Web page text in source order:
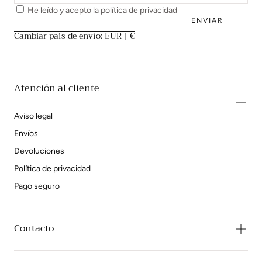
He leído y acepto la política de privacidad
ENVIAR
Cambiar país de envío: EUR | €
Atención al cliente
Aviso legal
Envíos
Devoluciones
Política de privacidad
Pago seguro
Contacto